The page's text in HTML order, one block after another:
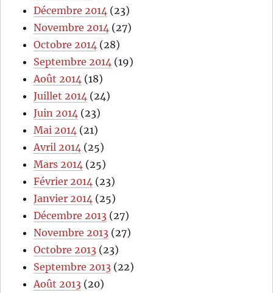
Décembre 2014 (23)
Novembre 2014 (27)
Octobre 2014 (28)
Septembre 2014 (19)
Août 2014 (18)
Juillet 2014 (24)
Juin 2014 (23)
Mai 2014 (21)
Avril 2014 (25)
Mars 2014 (25)
Février 2014 (23)
Janvier 2014 (25)
Décembre 2013 (27)
Novembre 2013 (27)
Octobre 2013 (23)
Septembre 2013 (22)
Août 2013 (20)